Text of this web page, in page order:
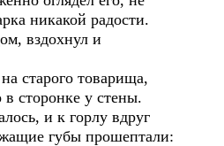
никакой радости.
вздохнул и
старого товарища,
в сторонке у стены.
и к горлу вдруг
губы прошептали: